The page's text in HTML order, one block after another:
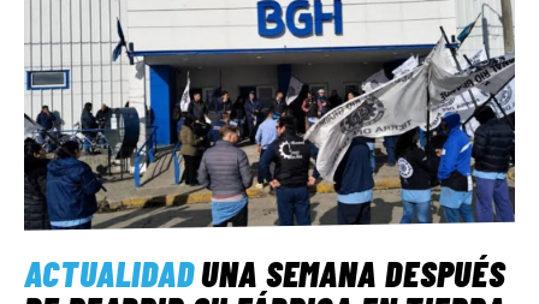
ACTUALIDADUNA SEMANA DESPUÉS